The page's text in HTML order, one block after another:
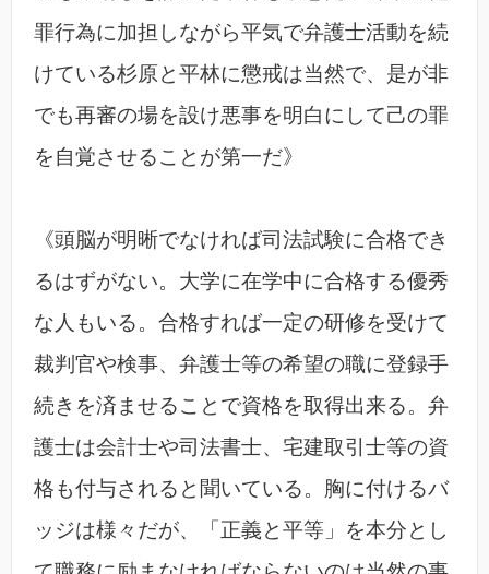
罪行為に加担しながら平気で弁護士活動を続
けている杉原と平林に懲戒は当然で、是が非
でも再審の場を設け悪事を明白にして己の罪
を自覚させることが第一だ》
《頭脳が明晰でなければ司法試験に合格でき
るはずがない。大学に在学中に合格する優秀
な人もいる。合格すれば一定の研修を受けて
裁判官や検事、弁護士等の希望の職に登録手
続きを済ませることで資格を取得出来る。弁
護士は会計士や司法書士、宅建取引士等の資
格も付与されると聞いている。胸に付けるバ
ッジは様々だが、「正義と平等」を本分とし